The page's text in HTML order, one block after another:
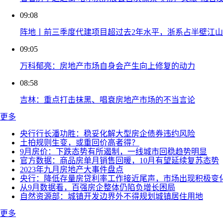
09:08
阵地丨前三季度代建项目超过去2年水平，浙系占半壁江山
09:05
万科郁亮：房地产市场自身会产生向上修复的动力
08:58
吉林：重点打击抹黑、唱衰房地产市场的不当言论
更多
央行行长潘功胜：稳妥化解大型房企债券违约风险
土拍规则生变，或重回价高者得？
9月房价：下跌态势有所遏制，一线城市回稳趋势明显
官方数据：商品房单月销售回暖，10月有望延续复苏态势
2023年九月房地产大事件盘点
央行：降低存量房贷利率工作接近尾声，市场出现积极变
从9月数据看，百强房企整体仍陷负增长困局
自然资源部：城镇开发边界外不得规划城镇居住用地
更多